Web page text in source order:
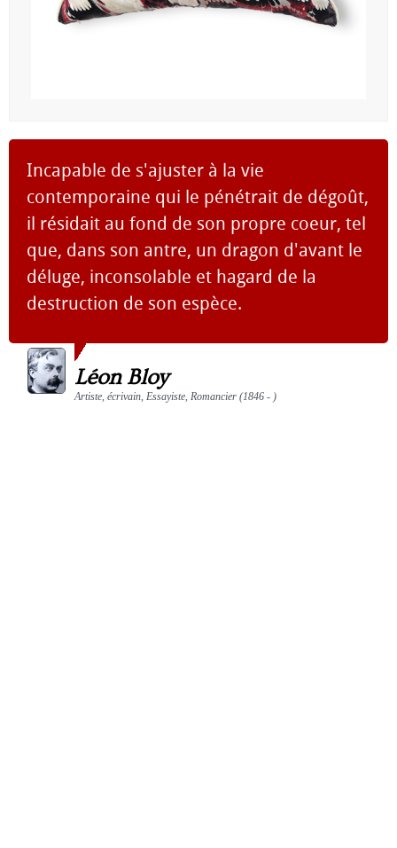
Incapable de s'ajuster à la vie
contemporaine qui le pénétrait de dégoût,
il résidait au fond de son propre coeur, tel
que, dans son antre, un dragon d'avant le
déluge, inconsolable et hagard de la
destruction de son espèce.
Léon Bloy
Artiste, écrivain, Essayiste, Romancier (1846 - )